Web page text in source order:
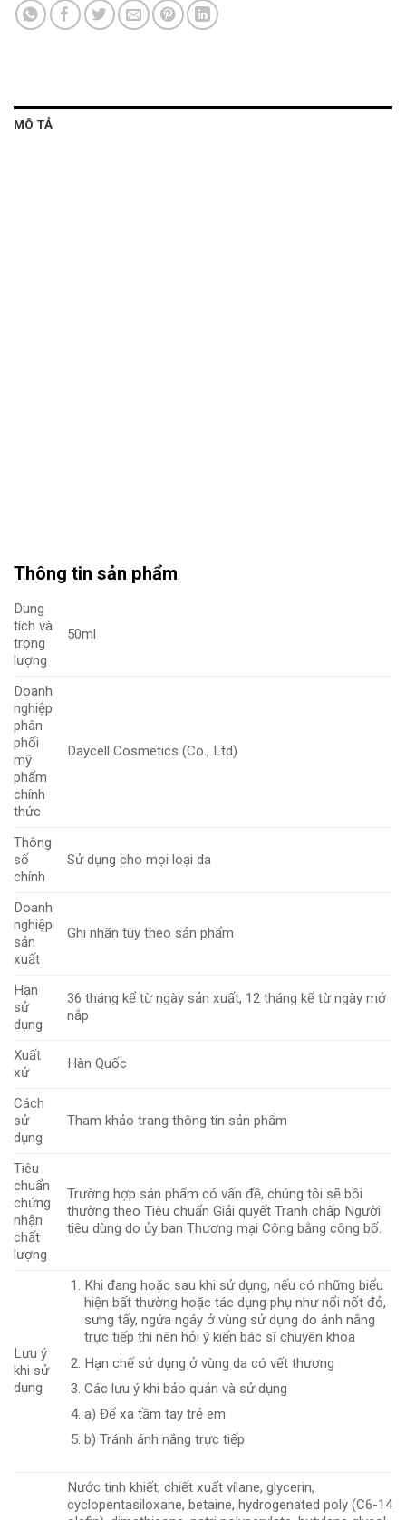
MÔ TẢ
Thông tin sản phẩm
Dung
tích và
trọng
lượng
50ml
Doanh
nghiệp
phân
phối
mỹ
phẩm
chính
thức
Daycell Cosmetics (Co., Ltd)
Thông
số
chính
Sử dụng cho mọi loại da
Doanh
nghiệp
sản
xuất
Ghi nhãn tùy theo sản phẩm
Hạn
sử
dụng
36 tháng kể từ ngày sản xuất, 12 tháng kể từ ngày mở
nắp
Xuất
xứ
Hàn Quốc
Cách
sử
dụng
Tham khảo trang thông tin sản phẩm
Tiêu
chuẩn
chứng
nhận
chất
lượng
Trường hợp sản phẩm có vấn đề, chúng tôi sẽ bồi
thường theo Tiêu chuẩn Giải quyết Tranh chấp Người
tiêu dùng do ủy ban Thương mại Công bằng công bố.
Lưu ý
khi sử
dụng
Khi đang hoặc sau khi sử dụng, nếu có những biểu
hiện bất thường hoặc tác dụng phụ như nổi nốt đỏ,
sưng tấy, ngứa ngáy ở vùng sử dụng do ánh nắng
trực tiếp thì nên hỏi ý kiến ​​bác sĩ chuyên khoa
Hạn chế sử dụng ở vùng da có vết thương
Các lưu ý khi bảo quản và sử dụng
a) Để xa tầm tay trẻ em
b) Tránh ánh nắng trực tiếp
Nước tinh khiết, chiết xuất vílane, glycerin,
cyclopentasiloxane, betaine, hydrogenated poly (C6-14